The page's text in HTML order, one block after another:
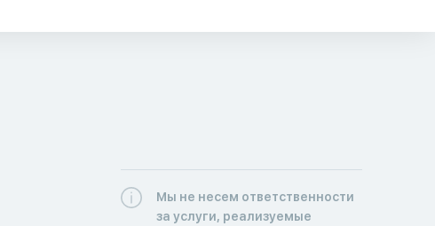
Мы не несем ответственности
за услуги, реализуемые